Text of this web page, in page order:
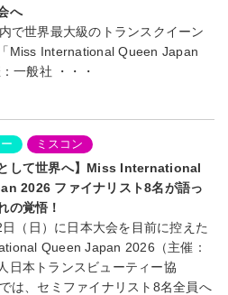
へ
で世界最大級のトランスクイーン
Miss International Queen Japan
一般社 ・・・
ミスコン
として世界へ】Miss International
2026 ファイナリスト8名が語っ
の覚悟！
（日）に日本大会を目前に控えた
Queen Japan 2026（主催：
日本トランスビューティー協
は、セミファイナリスト8名全員へ